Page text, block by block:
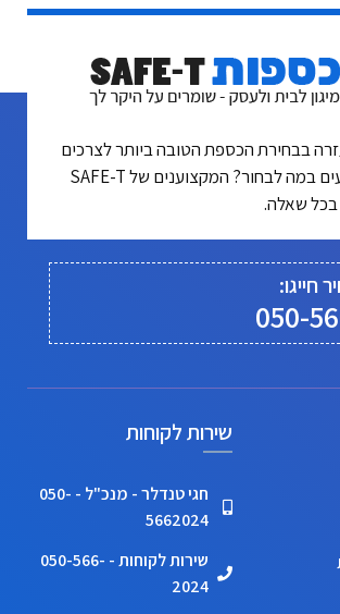
חייגו:
050-
בבחירת הכספת הטובה ביותר לצרכים
שלכם? לא יודעים במה לבחור? המקצוענים של SAFE-T
בכל שאלה.
שירות לקוחות
חגי טנדלר - מנכ"ל - 050-
5662024
שירות לקוחות - 050-566-
2024